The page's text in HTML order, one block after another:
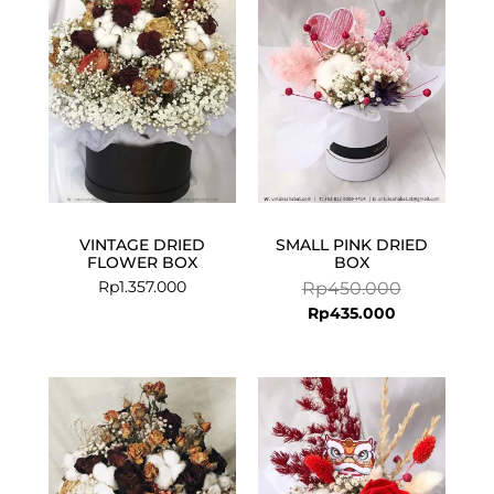
VINTAGE DRIED
FLOWER BOX
Rp1.357.000
SMALL PINK DRIED
BOX
Rp450.000
Rp450.000.
Rp435.000
Rp435.000.
price
was:
Rp1.357.000.
price
is:
Rp1.325.000.